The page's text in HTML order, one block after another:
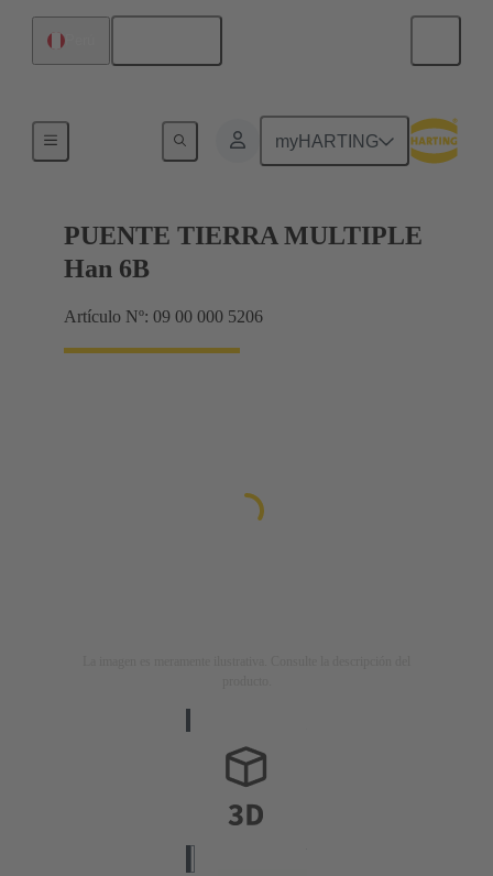
myHARTING
Bastidor de blindaje, bastidores de abrazadera
PUENTE TIERRA MULTIPLE
Han 6B
Artículo Nº: 09 00 000 5206